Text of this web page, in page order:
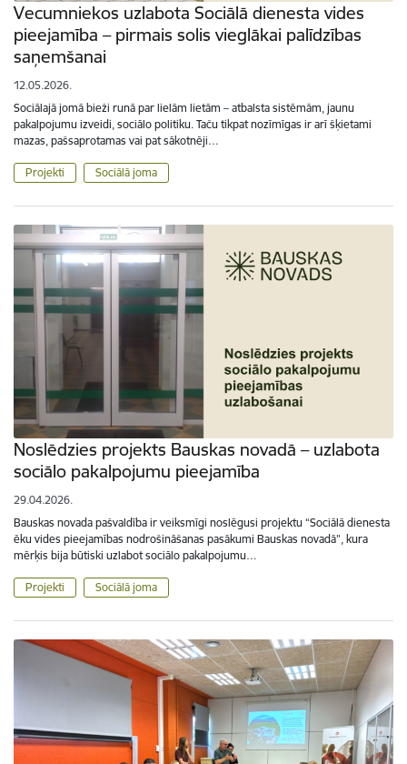
Vecumniekos uzlabota Sociālā dienesta vides
pieejamība – pirmais solis vieglākai palīdzības
saņemšanai
12.05.2026.
Sociālajā jomā bieži runā par lielām lietām – atbalsta sistēmām, jaunu
pakalpojumu izveidi, sociālo politiku. Taču tikpat nozīmīgas ir arī šķietami
mazas, pašsaprotamas vai pat sākotnēji…
Projekti Sociālā joma
Noslēdzies projekts Bauskas novadā – uzlabota
sociālo pakalpojumu pieejamība
29.04.2026.
Bauskas novada pašvaldība ir veiksmīgi noslēgusi projektu “Sociālā dienesta
ēku vides pieejamības nodrošināšanas pasākumi Bauskas novadā”, kura
mērķis bija būtiski uzlabot sociālo pakalpojumu…
Projekti Sociālā joma